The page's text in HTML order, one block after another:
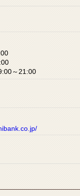
～21:00